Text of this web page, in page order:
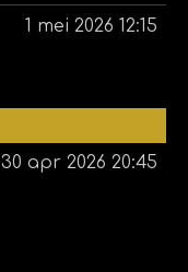
1 mei 2026 12:15
30 apr 2026 20:45